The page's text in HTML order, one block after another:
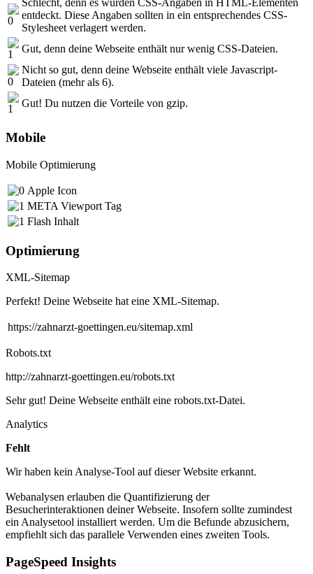
entdeckt. Diese Angaben sollten in ein entsprechendes CSS-
Stylesheet verlagert werden.
Gut, denn deine Webseite enthält nur wenig CSS-Dateien.
Nicht so gut, denn deine Webseite enthält viele Javascript-
Dateien (mehr als 6).
Gut! Du nutzen die Vorteile von gzip.
Mobile
Mobile Optimierung
Apple Icon
META Viewport Tag
Flash Inhalt
Optimierung
XML-Sitemap
Perfekt! Deine Webseite hat eine XML-Sitemap.
https://zahnarzt-goettingen.eu/sitemap.xml
Robots.txt
http://zahnarzt-goettingen.eu/robots.txt
Sehr gut! Deine Webseite enthält eine robots.txt-Datei.
Analytics
Fehlt
Wir haben kein Analyse-Tool auf dieser Website erkannt.
Webanalysen erlauben die Quantifizierung der
Besucherinteraktionen deiner Webseite. Insofern sollte zumindest
ein Analysetool installiert werden. Um die Befunde abzusichern,
empfiehlt sich das parallele Verwenden eines zweiten Tools.
PageSpeed Insights